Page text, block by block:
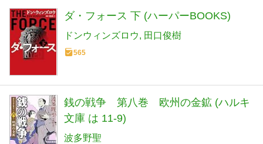
ダ・フォース 下 (ハーパーBOOKS)
ドンウィンズロウ 田口俊樹
565
銭の戦争 第八巻 欧州の金鉱 (ハルキ
文庫 は 11-9)
波多野聖